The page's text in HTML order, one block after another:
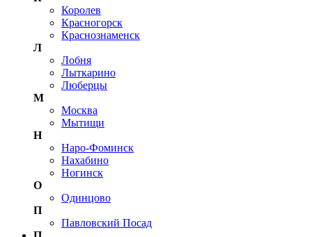
Королев
Красногорск
Краснознаменск
Л
Лобня
Лыткарино
Люберцы
М
Москва
Мытищи
Н
Наро-Фоминск
Нахабино
Ногинск
О
Одинцово
П
Павловский Посад